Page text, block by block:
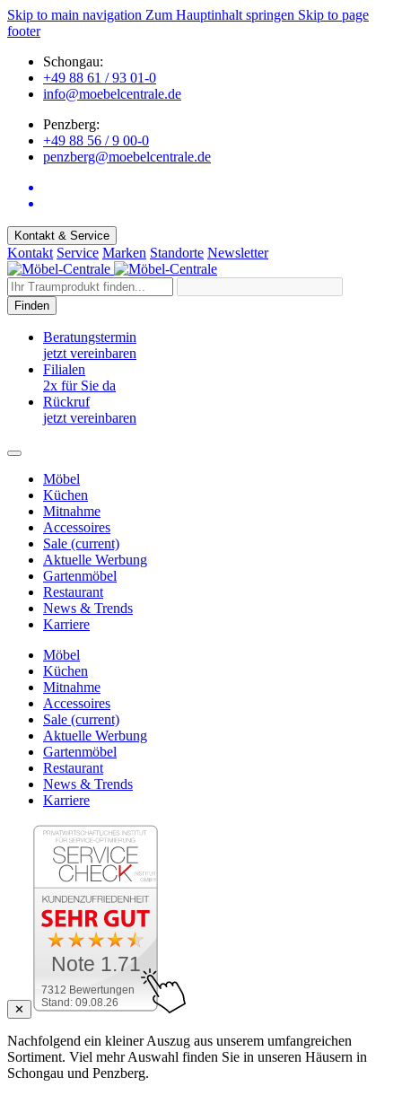
Skip to main navigation Zum Hauptinhalt springen Skip to page
footer
Schongau:
+49 88 61 / 93 01-0
info@moebelcentrale.de
Penzberg:
+49 88 56 / 9 00-0
penzberg@moebelcentrale.de
Kontakt & Service
Kontakt Service Marken Standorte Newsletter
Finden
Beratungstermin
jetzt vereinbaren
Filialen
2x für Sie da
Rückruf
jetzt vereinbaren
Möbel
Küchen
Mitnahme
Accessoires
Sale (current)
Aktuelle Werbung
Gartenmöbel
Restaurant
News & Trends
Karriere
Möbel
Küchen
Mitnahme
Accessoires
Sale (current)
Aktuelle Werbung
Gartenmöbel
Restaurant
News & Trends
Karriere
✕
7312 Bewertungen
Stand: 09.08.26
Note 1.71
Nachfolgend ein kleiner Auszug aus unserem umfangreichen
Sortiment. Viel mehr Auswahl finden Sie in unseren Häusern in
Schongau und Penzberg.